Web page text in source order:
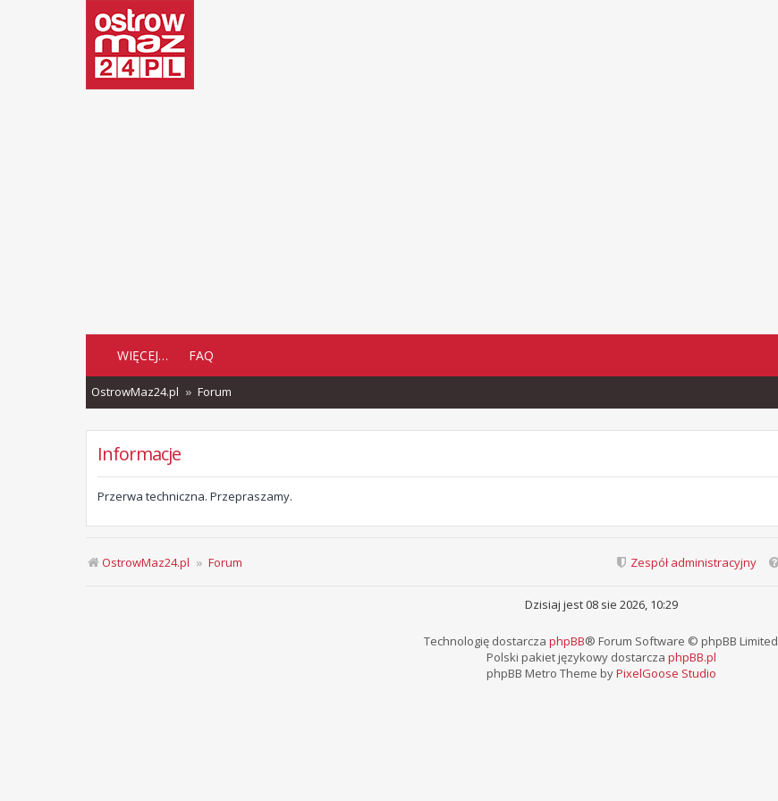
WIĘCEJ… FAQ
OstrowMaz24.pl Forum
Informacje
Przerwa techniczna. Przepraszamy.
OstrowMaz24.pl Forum Zespół administracyjny
Dzisiaj jest 08 sie 2026, 10:29
Technologię dostarcza phpBB® Forum Software © phpBB Limited
Polski pakiet językowy dostarcza phpBB.pl
phpBB Metro Theme byPixelGoose Studio